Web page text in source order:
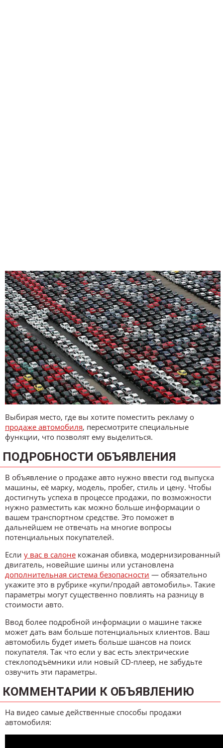
Выбирая место, где вы хотите поместить рекламу о
продаже автомобиля, пересмотрите специальные
функции, что позволят ему выделиться.
ПОДРОБНОСТИ ОБЪЯВЛЕНИЯ
В объявление о продаже авто нужно ввести год выпуска
машины, её марку, модель, пробег, стиль и цену. Чтобы
достигнуть успеха в процессе продажи, по возможности
нужно разместить как можно больше информации о
вашем транспортном средстве. Это поможет в
дальнейшем не отвечать на многие вопросы
потенциальных покупателей.
Если у вас в салоне кожаная обивка, модернизированный
двигатель, новейшие шины или установлена
дополнительная система безопасности — обязательно
укажите это в рубрике «купи/продай автомобиль». Такие
параметры могут существенно повлиять на разницу в
стоимости авто.
Ввод более подробной информации о машине также
может дать вам больше потенциальных клиентов. Ваш
автомобиль будет иметь больше шансов на поиск
покупателя. Так что если у вас есть электрические
стеклоподъёмники или новый CD-плеер, не забудьте
озвучить эти параметры.
КОММЕНТАРИИ К ОБЪЯВЛЕНИЮ
На видео самые действенные способы продажи
автомобиля: